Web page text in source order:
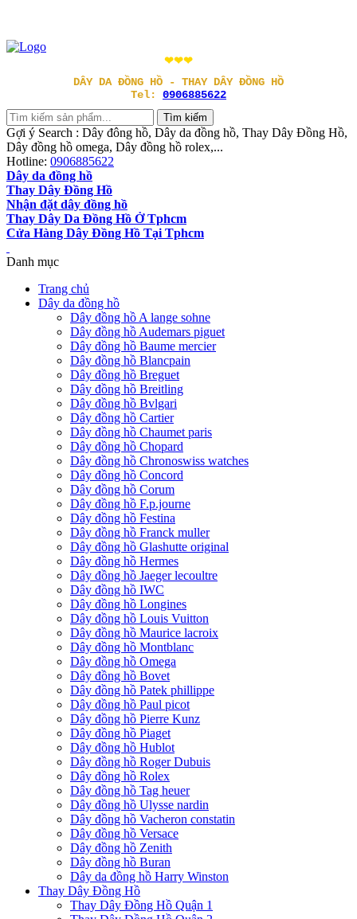
❤❤❤
DÂY DA ĐỒNG HỒ - THAY DÂY ĐỒNG HỒ
Tel: 0906885622
Gợi ý Search : Dây đông hồ, Dây da đồng hồ, Thay Dây Đồng Hồ,
Dây đồng hồ omega, Dây đồng hồ rolex,...
Hotline: 0906885622
Dây da đồng hồ
Thay Dây Đồng Hồ
Nhận đặt dây đồng hồ
Thay Dây Da Đồng Hồ Ở Tphcm
Cửa Hàng Dây Đồng Hồ Tại Tphcm
Danh mục
Trang chủ
Dây da đồng hồ
Dây đồng hồ A lange sohne
Dây đồng hồ Audemars piguet
Dây đồng hồ Baume mercier
Dây đồng hồ Blancpain
Dây đồng hồ Breguet
Dây đồng hồ Breitling
Dây đồng hồ Bvlgari
Dây đồng hồ Cartier
Dây đồng hồ Chaumet paris
Dây đồng hồ Chopard
Dây đồng hồ Chronoswiss watches
Dây đồng hồ Concord
Dây đồng hồ Corum
Dây đồng hồ F.p.journe
Dây đồng hồ Festina
Dây đồng hồ Franck muller
Dây đồng hồ Glashutte original
Dây đồng hồ Hermes
Dây đồng hồ Jaeger lecoultre
Dây đồng hồ IWC
Dây đồng hồ Longines
Dây đồng hồ Louis Vuitton
Dây đồng hồ Maurice lacroix
Dây đồng hồ Montblanc
Dây đồng hồ Omega
Dây đồng hồ Bovet
Dây đồng hồ Patek phillippe
Dây đồng hồ Paul picot
Dây đồng hồ Pierre Kunz
Dây đồng hồ Piaget
Dây đồng hồ Hublot
Dây đồng hồ Roger Dubuis
Dây đồng hồ Rolex
Dây đồng hồ Tag heuer
Dây đồng hồ Ulysse nardin
Dây đồng hồ Vacheron constatin
Dây đồng hồ Versace
Dây đồng hồ Zenith
Dây đồng hồ Buran
Dây da đồng hồ Harry Winston
Thay Dây Đồng Hồ
Thay Dây Đồng Hồ Quận 1